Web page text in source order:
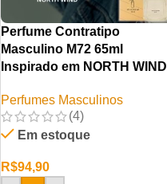
Perfume Contratipo
Masculino M72 65ml
Inspirado em NORTH WIND
Perfumes Masculinos
(4)
Em estoque
R$94,90